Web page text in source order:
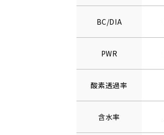
BC/DIA
PWR
酸素透過率
含水率